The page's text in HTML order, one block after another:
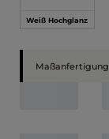
Weiß Hochglanz
Maßanfertigung